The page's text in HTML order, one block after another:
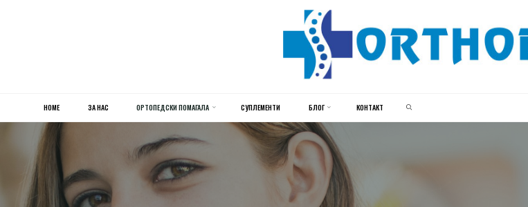
Skip
content
HOME ЗА НАС ОРТОПЕДСКИ ПОМАГАЛА СУПЛЕМЕНТИ БЛОГ КОНТАКТ